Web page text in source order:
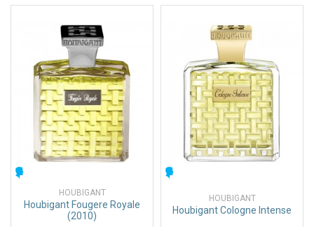
HOUBIGANT
Houbigant Fougere Royale
(2010)
HOUBIGANT
Houbigant Cologne Intense